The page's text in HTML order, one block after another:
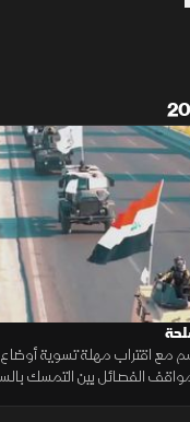
مع اقتراب مهلة تسوية
الفصائل بين التمسك